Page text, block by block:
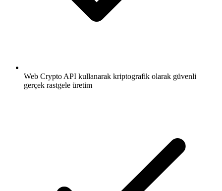
Web Crypto API kullanarak kriptografik olarak güvenli
gerçek rastgele üretim